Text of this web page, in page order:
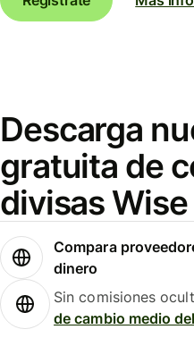
Descarga
gratuita de
divisas Wise
Compara
dinero
Sin comisiones
de cambio medio